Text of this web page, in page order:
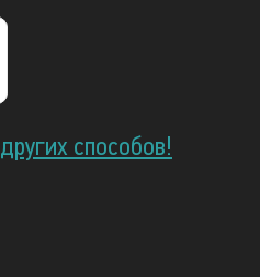
других способов!